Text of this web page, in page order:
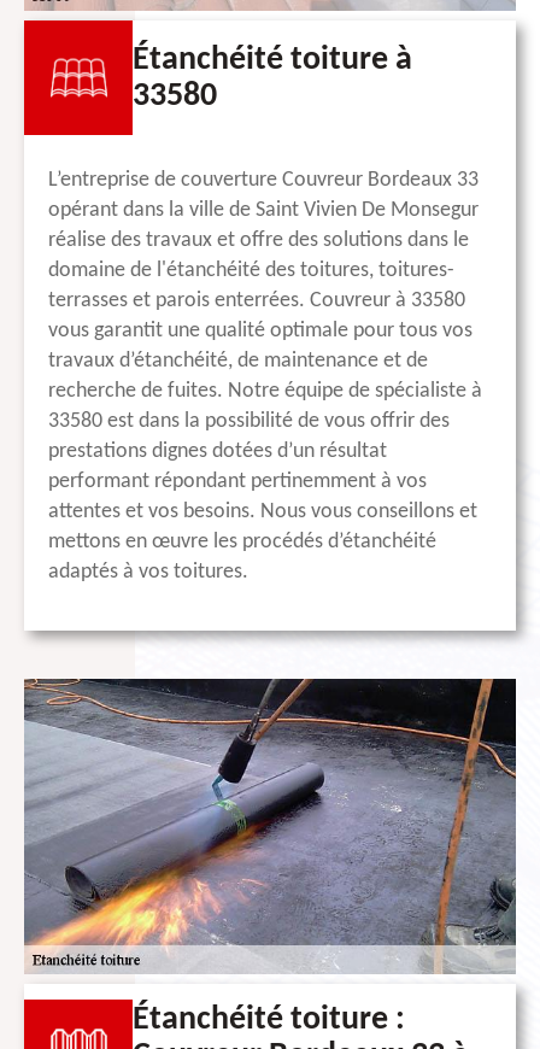
Étanchéité toiture à
33580
L’entreprise de couverture Couvreur Bordeaux 33
opérant dans la ville de Saint Vivien De Monsegur
réalise des travaux et offre des solutions dans le
domaine de l'étanchéité des toitures, toitures-
terrasses et parois enterrées. Couvreur à 33580
vous garantit une qualité optimale pour tous vos
travaux d’étanchéité, de maintenance et de
recherche de fuites. Notre équipe de spécialiste à
33580 est dans la possibilité de vous offrir des
prestations dignes dotées d’un résultat
performant répondant pertinemment à vos
attentes et vos besoins. Nous vous conseillons et
mettons en œuvre les procédés d’étanchéité
adaptés à vos toitures.
Étanchéité toiture :